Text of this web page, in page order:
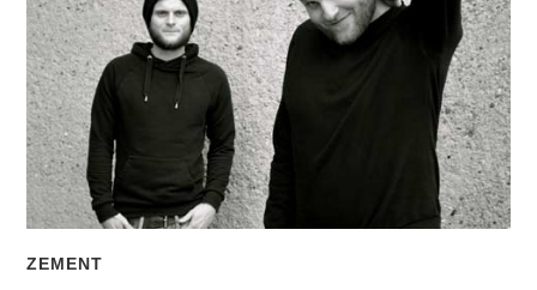
ZEMENT